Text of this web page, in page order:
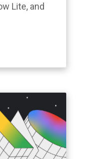
Lite, and